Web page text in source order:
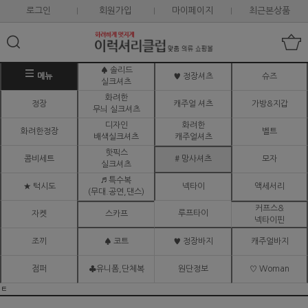
로그인 회원가입 마이페이지 최근본상품
메뉴
♠ 솔리드
실크셔츠
♥ 정장셔츠 슈즈
정장
화려한
무늬 실크셔츠
캐주얼 셔츠 가방&지갑
화려한정장
디자인
배색실크셔츠
화려한
캐주얼셔츠
벨트
콤비세트
핫픽스
실크셔츠
# 망사셔츠 모자
★ 턱시도
♬ 특수복
(무대.공연,댄스)
넥타이 액세서리
자켓 스카프 루프타이
커프스&
넥타이핀
조끼 ♠ 코트 ♥ 정장바지 캐주얼바지
점퍼 ♣유니폼,단체복 원단정보 ♡ Woman
ㅌ